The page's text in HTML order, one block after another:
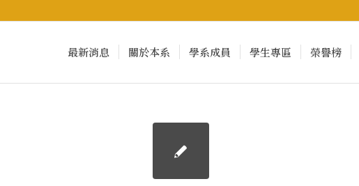
最新消息 關於本系 學系成員 學生專區 榮譽榜